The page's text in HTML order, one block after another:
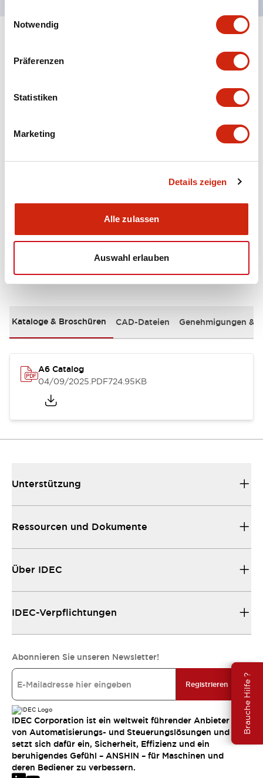
Notwendig
Präferenzen
Statistiken
Marketing
Details zeigen
Alle zulassen
Auswahl erlauben
Brauche Hilfe ?
Electrical Specifications (rated illuminated
Dokumente und Dateien
Kataloge & Broschüren CAD-Dateien Genehmigungen &
A6 Catalog
04/09/2025.PDF724.95KB
Unterstützung
Ressourcen und Dokumente
Über IDEC
IDEC-Verpflichtungen
Abonnieren Sie unseren Newsletter!
Registrieren
IDEC Corporation ist ein weltweit führender Anbieter
von Automatisierungs- und Steuerungslösungen und
setzt sich dafür ein, Sicherheit, Effizienz und ein
beruhigendes Gefühl – ANSHIN – für Maschinen und
deren Bediener zu verbessern.